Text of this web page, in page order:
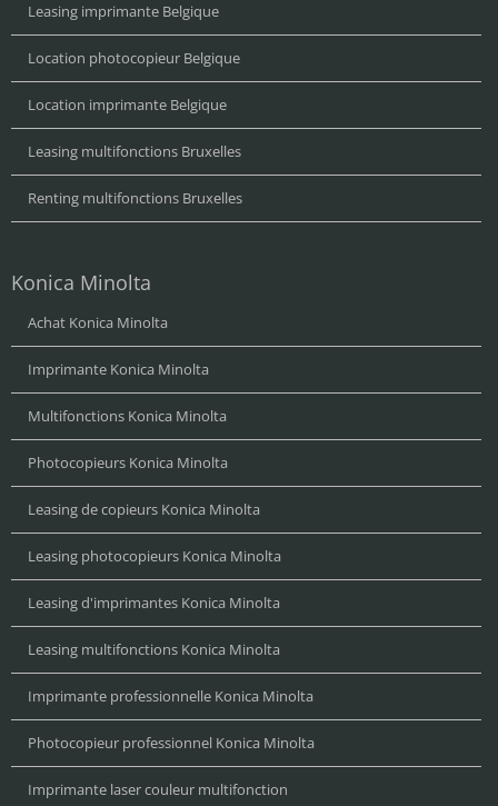
Leasing imprimante Belgique
Location photocopieur Belgique
Location imprimante Belgique
Leasing multifonctions Bruxelles
Renting multifonctions Bruxelles
Konica Minolta
Achat Konica Minolta
Imprimante Konica Minolta
Multifonctions Konica Minolta
Photocopieurs Konica Minolta
Leasing de copieurs Konica Minolta
Leasing photocopieurs Konica Minolta
Leasing d'imprimantes Konica Minolta
Leasing multifonctions Konica Minolta
Imprimante professionnelle Konica Minolta
Photocopieur professionnel Konica Minolta
Imprimante laser couleur multifonction